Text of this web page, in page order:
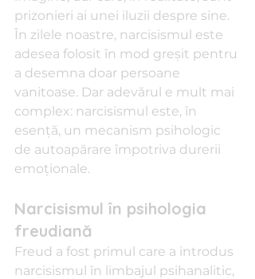
prizonieri ai unei iluzii despre sine.
În zilele noastre, narcisismul este
adesea folosit în mod greșit pentru
a desemna doar persoane
vanitoase. Dar adevărul e mult mai
complex: narcisismul este, în
esență, un mecanism psihologic
de autoapărare împotriva durerii
emoționale.
Narcisismul în psihologia
freudiană
Freud a fost primul care a introdus
narcisismul în limbajul psihanalitic,